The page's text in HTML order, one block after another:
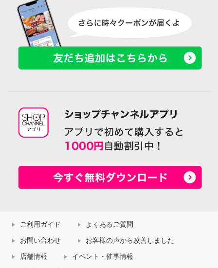
ご利用ガイド よくあるご質問
お問い合わせ お客様の声から改善しました
店舗情報 イベント・催事情報